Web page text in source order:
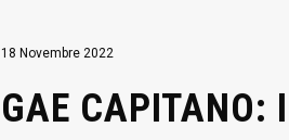
18 Novembre 2022
GAE CAPITANO: